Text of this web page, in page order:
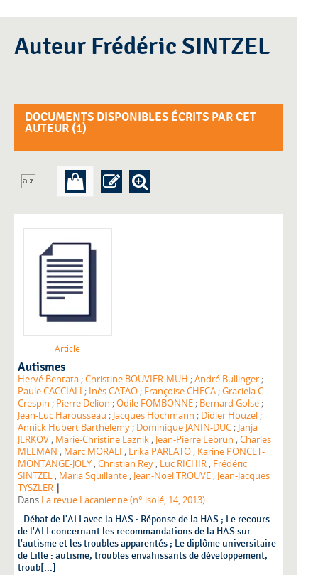
Auteur Frédéric SINTZEL
DOCUMENTS DISPONIBLES ÉCRITS PAR CET
AUTEUR (1)
Article
Autismes
Hervé Bentata ;Christine BOUVIER-MUH ;André Bullinger ;
Paule CACCIALI ; Inès CATAO ; Françoise CHECA ;Graciela C.
Crespin ; Pierre Delion ;Odile FOMBONNE ; Bernard Golse ;
Jean-Luc Harousseau ; Jacques Hochmann ; Didier Houzel ;
Annick Hubert Barthelemy ; Dominique JANIN-DUC ; Janja
JERKOV ; Marie-Christine Laznik ; Jean-Pierre Lebrun ;Charles
MELMAN ; Marc MORALI ; Erika PARLATO ; Karine PONCET-
MONTANGE-JOLY ;Christian Rey ; Luc RICHIR ; Frédéric
SINTZEL ; Maria Squillante ; Jean-Noël TROUVE ; Jean-Jacques
TYSZLER |
Dans La revue Lacanienne (n° isolé, 14, 2013)
- Débat de l'ALI avec la HAS : Réponse de la HAS ; Le recours
de l'ALI concernant les recommandations de la HAS sur
l'autisme et les troubles apparentés ; Le diplôme universitaire
de Lille : autisme, troubles envahissants de développement,
troub[...]